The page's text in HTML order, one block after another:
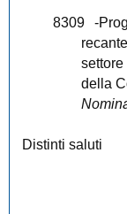
8309 -
della
Distinti saluti